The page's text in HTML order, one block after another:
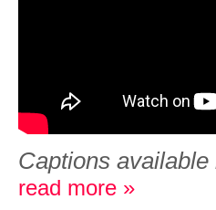
Captions
read more »